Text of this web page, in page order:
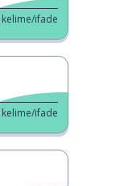
kelime/ifade
kelime/ifade